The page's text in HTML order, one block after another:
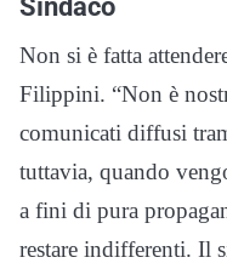
Non si è fatta
Filippini. “Non è
comunicati diffusi
tuttavia, quando
a fini di pura
restare indifferenti. Il